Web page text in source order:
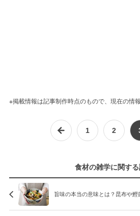
※掲載情報は記事制作時点のもので、現在の情
1 2
食材の雑学に関す
旨味の本当の意味とは？昆布や